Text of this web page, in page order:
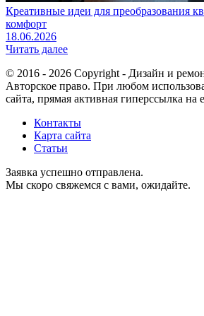
Креативные идеи для преобразования
комфорт
18.06.2026
Читать далее
© 2016 - 2026 Copyright - Дизайн и
Авторское право. При любом
сайта, прямая активная гиперссылка на
Контакты
Карта сайта
Статьи
Заявка успешно отправлена.
Мы скоро свяжемся с вами, ожидайте.